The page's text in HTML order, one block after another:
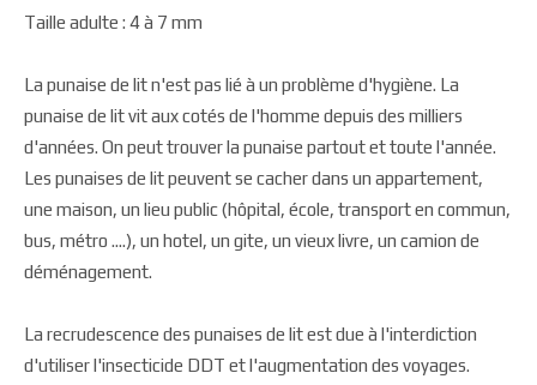
Taille adulte : 4 à 7 mm
La punaise de lit n'est pas lié à un problème d'hygiène. La
punaise de lit vit aux cotés de l'homme depuis des milliers
d'années. On peut trouver la punaise partout et toute l'année.
Les punaises de lit peuvent se cacher dans un appartement,
une maison, un lieu public (hôpital, école, transport en commun,
bus, métro ....), un hotel, un gite, un vieux livre, un camion de
déménagement.
La recrudescence des punaises de lit est due à l'interdiction
d'utiliser l'insecticide DDT et l'augmentation des voyages.